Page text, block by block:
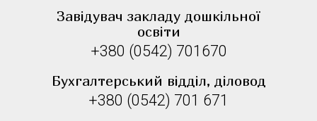
Завідувач закладу дошкільної
освіти
+380 (0542) 701670
Бухгалтерський відділ, діловод
+380 (0542) 701 671